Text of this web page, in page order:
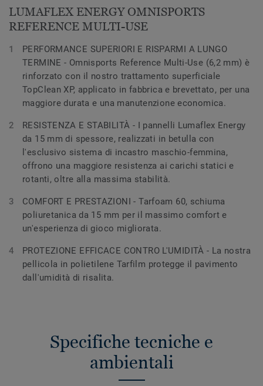
LUMAFLEX ENERGY OMNISPORTS
REFERENCE MULTI-USE
PERFORMANCE SUPERIORI E RISPARMI A LUNGO
TERMINE - Omnisports Reference Multi-Use (6,2 mm) è
rinforzato con il nostro trattamento superficiale
TopClean XP, applicato in fabbrica e brevettato, per una
maggiore durata e una manutenzione economica.
RESISTENZA E STABILITÀ - I pannelli Lumaflex Energy
da 15 mm di spessore, realizzati in betulla con
l'esclusivo sistema di incastro maschio-femmina,
offrono una maggiore resistenza ai carichi statici e
rotanti, oltre alla massima stabilità.
COMFORT E PRESTAZIONI - Tarfoam 60, schiuma
poliuretanica da 15 mm per il massimo comfort e
un'esperienza di gioco migliorata.
PROTEZIONE EFFICACE CONTRO L'UMIDITÀ - La nostra
pellicola in polietilene Tarfilm protegge il pavimento
dall'umidità di risalita.
Specifiche tecniche e
ambientali